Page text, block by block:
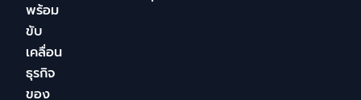
พร้อม
ขับ
เคลื่อน
ธุรกิจ
ของ